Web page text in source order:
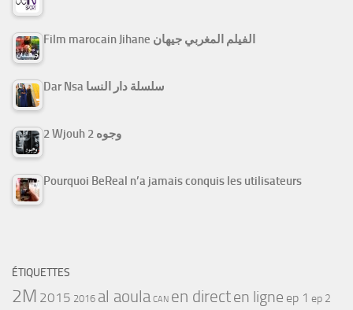
Film marocain Jihane الفيلم المغربي جيهان
Dar Nsa سلسلة دار النسا
2 Wjouh 2 وجوه
Pourquoi BeReal n’a jamais conquis les utilisateurs
ÉTIQUETTES
2M 2015 2016 al aoula CAN en directen ligne ep 1 ep 2